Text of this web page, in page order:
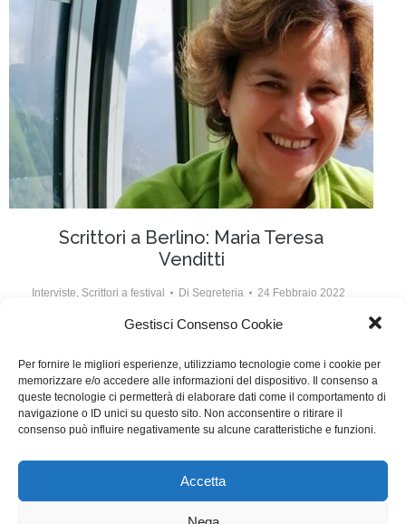
Gestisci Consenso Cookie
Per fornire le migliori esperienze, utilizziamo tecnologie come i cookie per
memorizzare e/o accedere alle informazioni del dispositivo. Il consenso a
queste tecnologie ci permetterà di elaborare dati come il comportamento di
navigazione o ID unici su questo sito. Non acconsentire o ritirare il
consenso può influire negativamente su alcune caratteristiche e funzioni.
Accetta
Scrittori a Berlino: Maria Teresa
Venditti
Interviste, Scrittori a festival Di Segreteria 24 Febbraio 2022
La nostra socia Maria Teresa Venditti ha scritto, prima
Calcinculo, il film diretto da Chiara Bellosi, presentato
a Berlino nella sezione Panorama, che sarà in sala il
prossimo 24 marzo.